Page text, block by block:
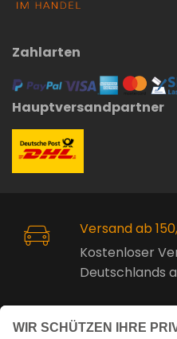
Zahlarten
Hauptversandpartner
Versand ab
Kostenloser
Deutschlands
Online Support